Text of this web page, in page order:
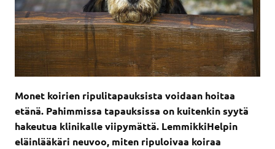
Monet koirien ripulitapauksista voidaan hoitaa
etänä. Pahimmissa tapauksissa on kuitenkin syytä
hakeutua klinikalle viipymättä. LemmikkiHelpin
eläinlääkäri neuvoo, miten ripuloivaa koiraa